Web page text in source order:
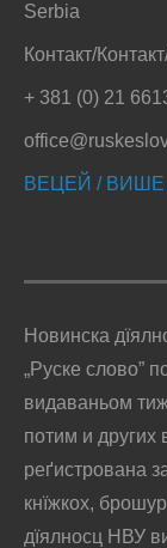
Serbia
Контакт/
+ 381 (0) 21
ВЕЦЕЙ / ВИШЕ
Новинска
„Руске слово”
видаваньом
потим и других
реґистрована
кнїжкох,
дїялносц НВУ